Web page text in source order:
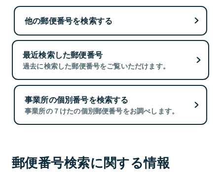
他の郵便番号を検索する
最近検索した郵便番号
過去に検索した郵便番号をご覧いただけます。
事業所の個別番号を検索する
事業所の７けたの個別郵便番号をお調べします。
郵便番号検索に関する情報